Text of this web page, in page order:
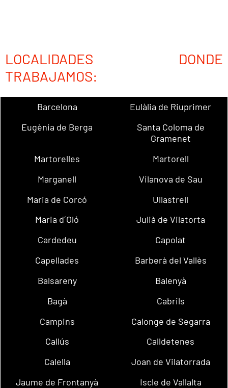
LOCALIDADES DONDE
TRABAJAMOS:
Barcelona
Eulàlia de Riuprimer
Eugènia de Berga
Santa Coloma de
Gramenet
Martorelles
Martorell
Marganell
Vilanova de Sau
Maria de Corcó
Ullastrell
Maria d´Oló
Julià de Vilatorta
Cardedeu
Capolat
Capellades
Barberà del Vallès
Balsareny
Balenyà
Bagà
Cabrils
Campins
Calonge de Segarra
Callús
Calldetenes
Calella
Joan de Vilatorrada
Jaume de Frontanyà
Iscle de Vallalta